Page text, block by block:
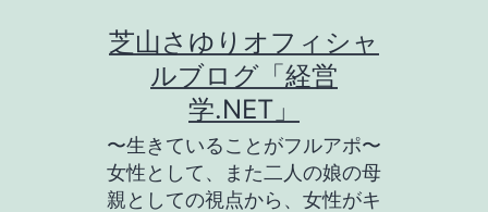
芝山さゆりオフィシャ
ルブログ「経営
学.NET」
〜生きていることがフルアポ〜
女性として、また二人の娘の母
親としての視点から、女性がキ